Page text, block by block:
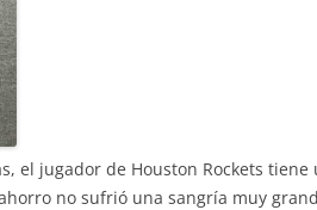
el jugador de Houston Rockets tiene
no sufrió una sangría muy